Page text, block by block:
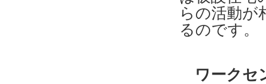
らの活動が
るのです。
ワークセ